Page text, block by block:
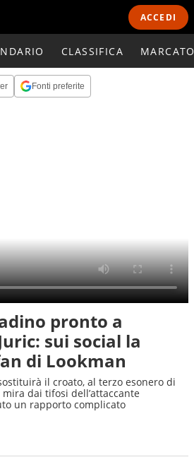
ACCEDI
CLASSIFICA
Fonti preferite
pronto a
sui social la
di Lookman
il croato, al terzo esonero di
dai tifosi dell’attaccante
un rapporto complicato